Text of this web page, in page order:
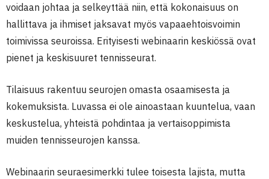
voidaan johtaa ja selkeyttää niin, että kokonaisuus on
hallittava ja ihmiset jaksavat myös vapaaehtoisvoimin
toimivissa seuroissa. Erityisesti webinaarin keskiössä ovat
pienet ja keskisuuret tennisseurat.
Tilaisuus rakentuu seurojen omasta osaamisesta ja
kokemuksista. Luvassa ei ole ainoastaan kuuntelua, vaan
keskustelua, yhteistä pohdintaa ja vertaisoppimista
muiden tennisseurojen kanssa.
Webinaarin seuraesimerkki tulee toisesta lajista, mutta